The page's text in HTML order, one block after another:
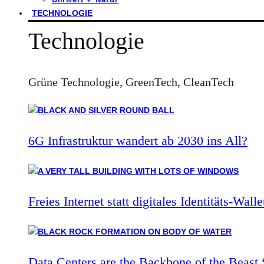
TECHNOLOGIE
Technologie
Grüne Technologie, GreenTech, CleanTech
6G Infrastruktur wandert ab 2030 ins All?
Freies Internet statt digitales Identitäts-